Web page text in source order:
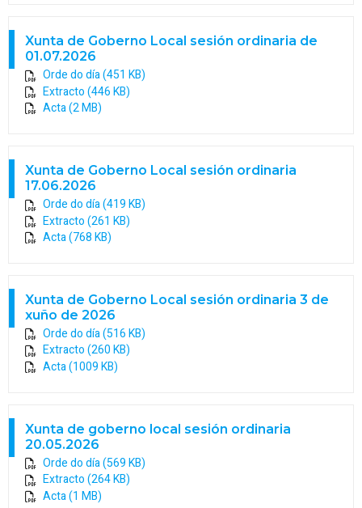
Xunta de Goberno Local sesión ordinaria de
01.07.2026
Orde do día (451 KB)
Extracto (446 KB)
Acta (2 MB)
Xunta de Goberno Local sesión ordinaria
17.06.2026
Orde do día (419 KB)
Extracto (261 KB)
Acta (768 KB)
Xunta de Goberno Local sesión ordinaria 3 de
xuño de 2026
Orde do día (516 KB)
Extracto (260 KB)
Acta (1009 KB)
Xunta de goberno local sesión ordinaria
20.05.2026
Orde do día (569 KB)
Extracto (264 KB)
Acta (1 MB)